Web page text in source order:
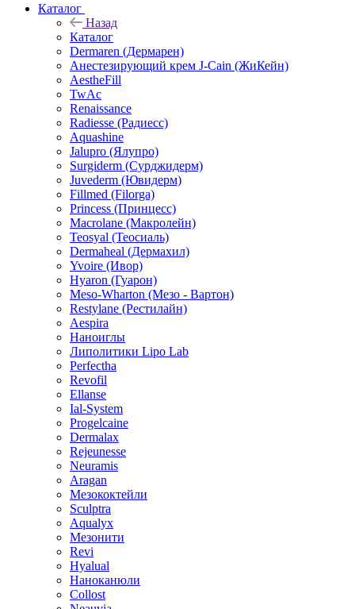
Каталог
Назад
Каталог
Dermaren (Дермарен)
Анестезирующий крем J-Cain (ЖиКейн)
AestheFill
TwAc
Renaissance
Radiesse (Радиесс)
Aquashine
Jalupro (Ялупро)
Surgiderm (Сурджидерм)
Juvederm (Ювидерм)
Fillmed (Filorga)
Princess (Принцесс)
Macrolane (Макролейн)
Teosyal (Теосиаль)
Dermaheal (Дермахил)
Yvoire (Ивор)
Hyaron (Гуарон)
Meso-Wharton (Мезо - Вартон)
Restylane (Рестилайн)
Aespira
Наноиглы
Липолитики Lipo Lab
Perfectha
Revofil
Ellanse
Ial-System
Progelcaine
Dermalax
Rejeunesse
Neuramis
Aragan
Мезококтейли
Sculptra
Aqualyx
Мезонити
Revi
Hyalual
Наноканюли
Collost